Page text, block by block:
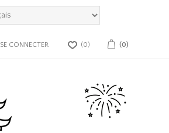
SE CONNECTER (0) (0)